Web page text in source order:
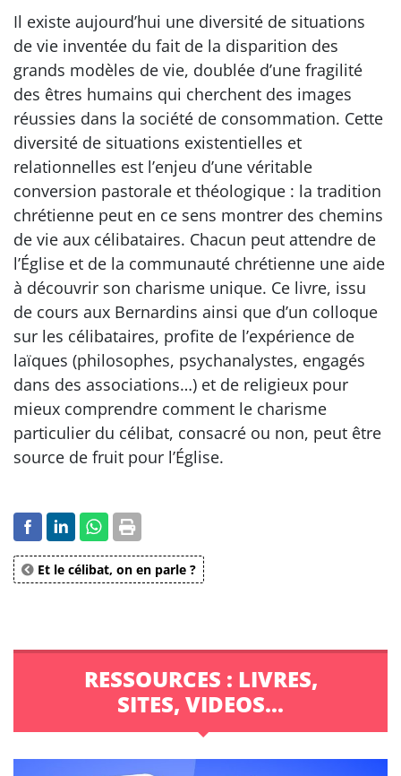
Il existe aujourd’hui une diversité de situations
de vie inventée du fait de la disparition des
grands modèles de vie, doublée d’une fragilité
des êtres humains qui cherchent des images
réussies dans la société de consommation. Cette
diversité de situations existentielles et
relationnelles est l’enjeu d’une véritable
conversion pastorale et théologique : la tradition
chrétienne peut en ce sens montrer des chemins
de vie aux célibataires. Chacun peut attendre de
l’Église et de la communauté chrétienne une aide
à découvrir son charisme unique. Ce livre, issu
de cours aux Bernardins ainsi que d’un colloque
sur les célibataires, profite de l’expérience de
laïques (philosophes, psychanalystes, engagés
dans des associations…) et de religieux pour
mieux comprendre comment le charisme
particulier du célibat, consacré ou non, peut être
source de fruit pour l’Église.
Et le célibat, on en parle ?
RESSOURCES : LIVRES,
SITES, VIDEOS...